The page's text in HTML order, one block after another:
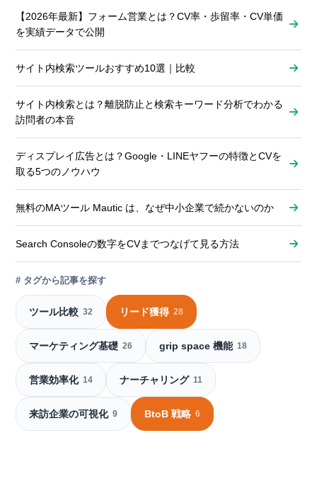
【2026年最新】フォーム営業とは？CV率・歩留率・CV単価
を実績データで公開
サイト内検索ツールおすすめ10選｜比較
サイト内検索とは？離脱防止と検索キーワード分析でわかる
訪問者の本音
ディスプレイ広告とは？Google・LINEヤフーの特徴とCVを
取る5つのノウハウ
無料のMAツール Mautic は、なぜ中小企業で続かないのか
Search Consoleの数字をCVまでつなげて見る方法
# タグから記事を探す
ツール比較 32 リード獲得 28
マーケティング基礎 26 grip space 機能 18
営業効率化 14 ナーチャリング 11
来訪企業の可視化 9 BtoB 戦略 6